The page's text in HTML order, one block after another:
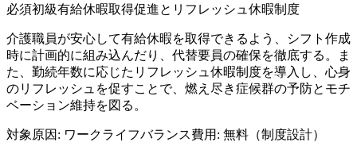
必須初級有給休暇取得促進とリフレッシュ休暇制度
介護職員が安心して有給休暇を取得できるよう、シフト作成
時に計画的に組み込んだり、代替要員の確保を徹底する。ま
た、勤続年数に応じたリフレッシュ休暇制度を導入し、心身
のリフレッシュを促すことで、燃え尽き症候群の予防とモチ
ベーション維持を図る。
対象原因: ワークライフバランス費用: 無料（制度設計）